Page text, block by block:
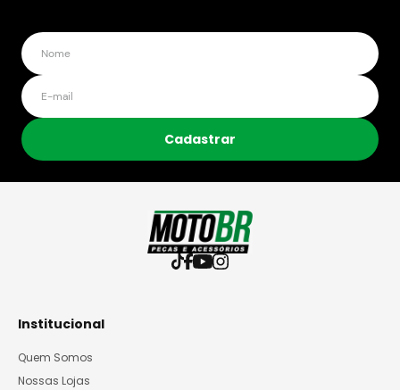
Cadastrar
Institucional
Quem Somos
Nossas Lojas